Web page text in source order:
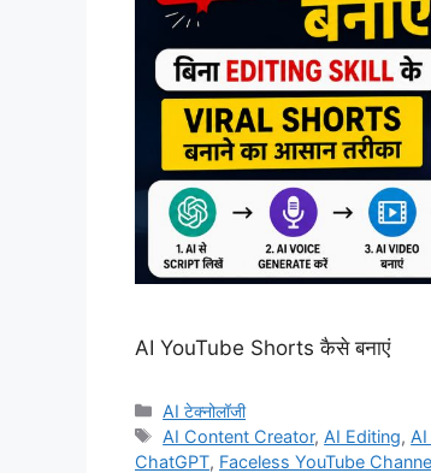
AI YouTube Shorts कैसे बनाएं
Categories
AI टेक्नोलॉजी
Tags
AI Content Creator, AI Editing,
ChatGPT, Faceless YouTube